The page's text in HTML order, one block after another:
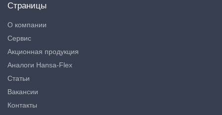
Страницы
О компании
Сервис
Акционная продукция
Аналоги Hansa-Flex
Статьи
Вакансии
Контакты